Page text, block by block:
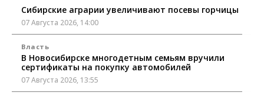
Сибирские аграрии увеличивают посевы горчицы
07 Августа 2026, 14:00
Власть
В Новосибирске многодетным семьям вручили
сертификаты на покупку автомобилей
07 Августа 2026, 13:55